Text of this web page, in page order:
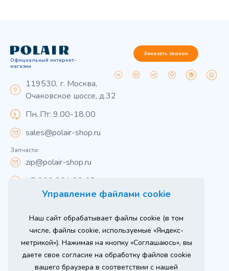
Управление файлами cookie
Наш сайт обрабатывает файлы cookie (в том
числе, файлы cookie, используемые «Яндекс-
метрикой»). Нажимая на кнопку «Соглашаюсь», вы
даете свое согласие на обработку файлов cookie
вашего браузера в соответствии с нашей
Официальный интернет-
магазин
119530, г. Москва,
Очаковское шоссе, д.32
Пн..Пт: 9.00-18.00
sales@polair-shop.ru
Запчасти:
zip@polair-shop.ru
+7 800 301 33 65
Заказать звонок
Вся информация на сайте о товарах носит
справочный характер и не является публичной
офертой в соответствии с пунктом 2 статьи 437 ГК РФ.
Для получения подробной информации о наличии и
стоимости указанных товаров и (или) услуг,
пожалуйста, обращайтесь к менеджеру сайта по
телефону